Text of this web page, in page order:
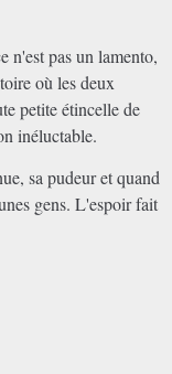
n'est pas un lamento,
où les deux
petite étincelle de
inéluctable.
sa pudeur et quand
gens. L'espoir fait